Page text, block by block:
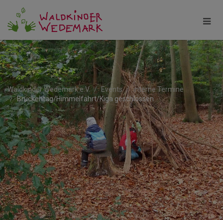
Waldkinder Wedemark e.V. Events
interne Termine
Brückentag/Himmelfahrt/Kiga geschlossen